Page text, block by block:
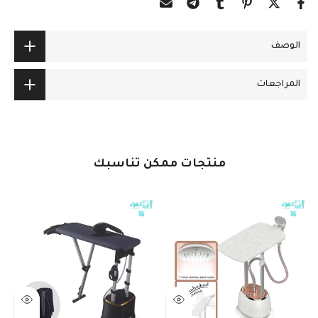
الوصف
المراجعات
منتجات ممكن تناسبك